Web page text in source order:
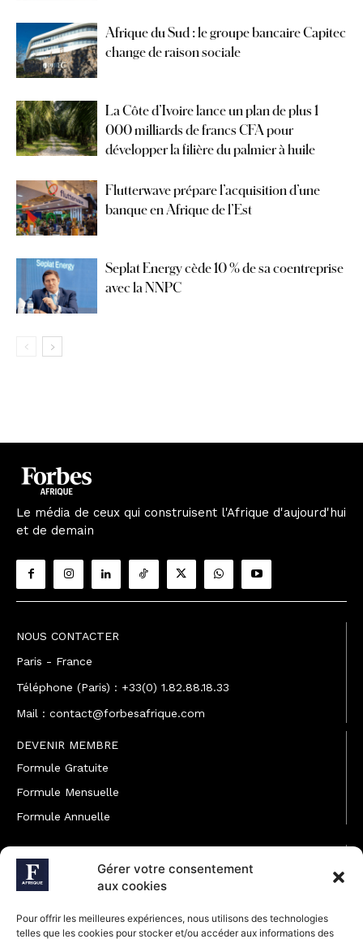
Gérer votre consentement
aux cookies
Pour offrir les meilleures expériences, nous utilisons des technologies
telles que les cookies pour stocker et/ou accéder aux informations des
Afrique du Sud : le groupe bancaire Capitec
change de raison sociale
La Côte d’Ivoire lance un plan de plus 1
000 milliards de francs CFA pour
développer la filière du palmier à huile
Flutterwave prépare l’acquisition d’une
banque en Afrique de l’Est
Seplat Energy cède 10 % de sa coentreprise
avec la NNPC
Le média de ceux qui construisent l'Afrique d'aujourd'hui
et de demain
NOUS CONTACTER
Paris - France
Téléphone (Paris) : +33(0) 1.82.88.18.33
Mail : contact@forbesafrique.com
DEVENIR MEMBRE
Formule Gratuite
Formule Mensuelle
Formule Annuelle
JOINDRE L'ÉQUIPE
Rédaction
Développement commercial